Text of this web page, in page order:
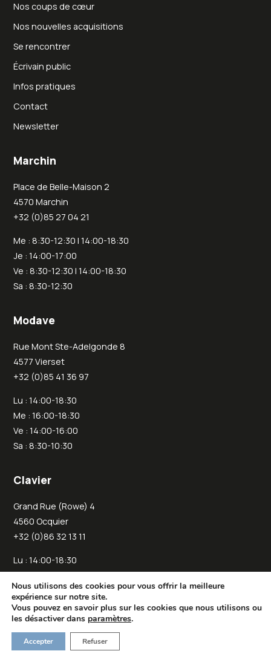
Nos coups de cœur
Nos nouvelles acquisitions
Se rencontrer
Écrivain public
Infos pratiques
Contact
Newsletter
Marchin
Place de Belle-Maison 2
4570 Marchin
+32 (0)85 27 04 21
Me : 8:30-12:30 | 14:00-18:30
Je : 14:00-17:00
Ve : 8:30-12:30 | 14:00-18:30
Sa : 8:30-12:30
Modave
Rue Mont Ste-Adelgonde 8
4577 Vierset
+32 (0)85 41 36 97
Lu : 14:00-18:30
Me : 16:00-18:30
Ve : 14:00-16:00
Sa : 8:30-10:30
Clavier
Grand Rue (Rowe) 4
4560 Ocquier
+32 (0)86 32 13 11
Lu : 14:00-18:30
Je : 14:00-18:30
Sa : 11:00-13:00
Copyright © 2025 Oyou • Tous droits réservés •
Nous utilisons des cookies pour vous offrir la meilleure
expérience sur notre site.
Vous pouvez en savoir plus sur les cookies que nous utilisons ou
les désactiver dans paramètres.
Accepter Refuser